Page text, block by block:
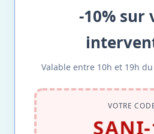
-10% sur
Valable entre 10h et 19h
VOTRE